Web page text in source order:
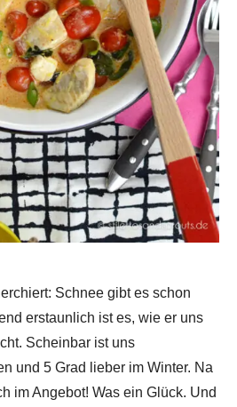
Schnee gibt es schon
erstaunlich ist es, wie er uns
Scheinbar ist uns
und 5 Grad lieber im Winter. Na
im Angebot! Was ein Glück. Und